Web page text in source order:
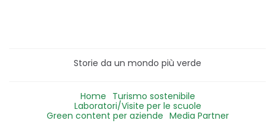
Storie da un mondo più verde
Home Turismo sostenibile
Laboratori/Visite per le scuole
Green content per aziende Media Partner